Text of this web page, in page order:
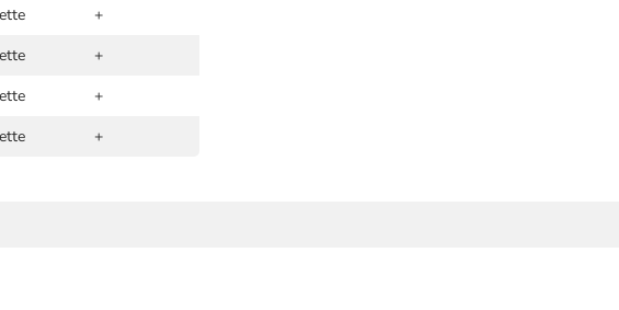
+
+
+
+